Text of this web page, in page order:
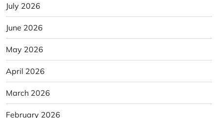
July 2026
June 2026
May 2026
April 2026
March 2026
February 2026